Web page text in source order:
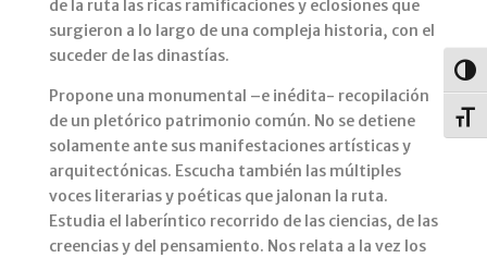
de la ruta las ricas ramificaciones y eclosiones que
surgieron a lo largo de una compleja historia, con el
suceder de las dinastías.
Propone una monumental –e inédita- recopilación
de un pletórico patrimonio común. No se detiene
solamente ante sus manifestaciones artísticas y
arquitectónicas. Escucha también las múltiples
voces literarias y poéticas que jalonan la ruta.
Estudia el laberíntico recorrido de las ciencias, de las
creencias y del pensamiento. Nos relata a la vez los